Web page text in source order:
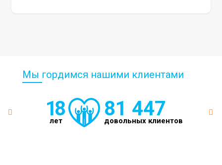
Мы гордимся нашими клиентами
18
лет
81 447
довольных клиентов